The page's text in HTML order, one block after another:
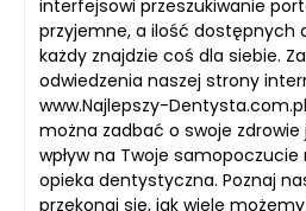
interfejsowi przeszukiwanie
przyjemne, a ilość dostępnych
każdy znajdzie coś dla siebie.
odwiedzenia naszej strony
www.Najlepszy-
można zadbać o swoje
wpływ na Twoje
opieka dentystyczna. Poznaj
przekonaj się, jak wiele